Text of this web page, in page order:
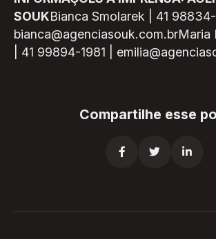
SOUKBianca Smolarek | 41 98834-
bianca@agenciasouk.com.brMaria
| 41 99894-1981 |
Compartilhe esse
  